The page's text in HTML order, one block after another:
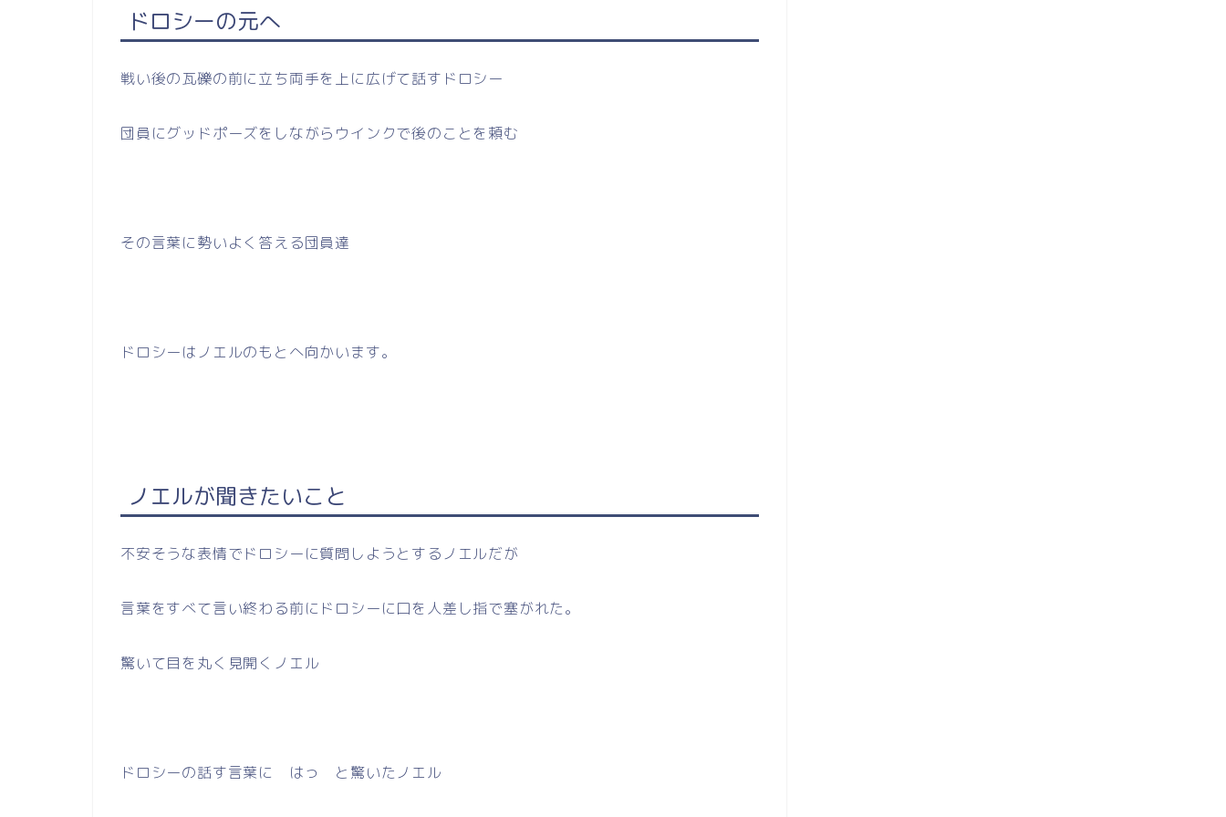
ドロシーの元へ
戦い後の瓦礫の前に立ち両手を上に広げて話すドロシー
団員にグッドポーズをしながらウインクで後のことを頼む
その言葉に勢いよく答える団員達
ドロシーはノエルのもとへ向かいます。
ノエルが聞きたいこと
不安そうな表情でドロシーに質問しようとするノエルだが
言葉をすべて言い終わる前にドロシーに口を人差し指で塞がれた。
驚いて目を丸く見開くノエル
ドロシーの話す言葉に はっ と驚いたノエル